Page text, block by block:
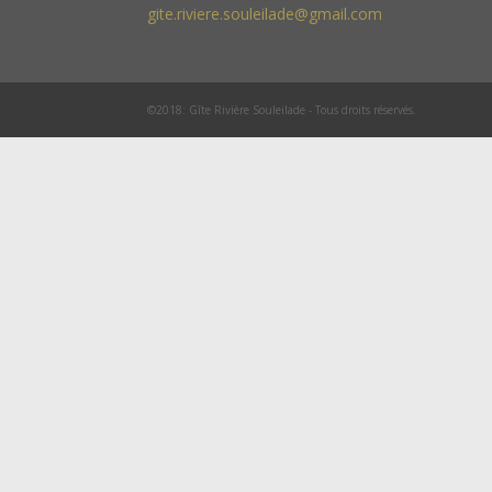
gite.riviere.souleilade@gmail.com
©2018: Gîte Rivière Souleilade - Tous droits réservés.